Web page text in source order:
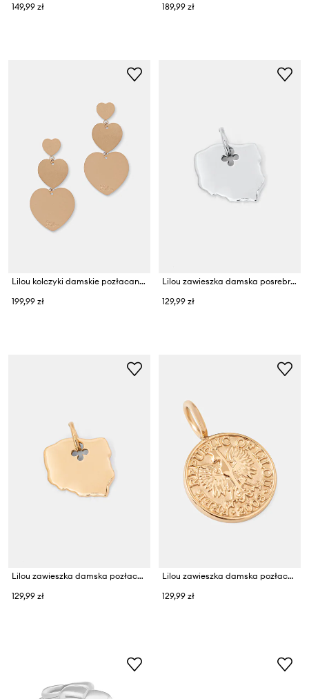
149,99 zł
189,99 zł
Lilou kolczyki damskie pozłacane
199,99 zł
Lilou zawieszka damska posrebrzana
129,99 zł
Lilou zawieszka damska pozłacana
129,99 zł
Lilou zawieszka damska pozłacana
129,99 zł